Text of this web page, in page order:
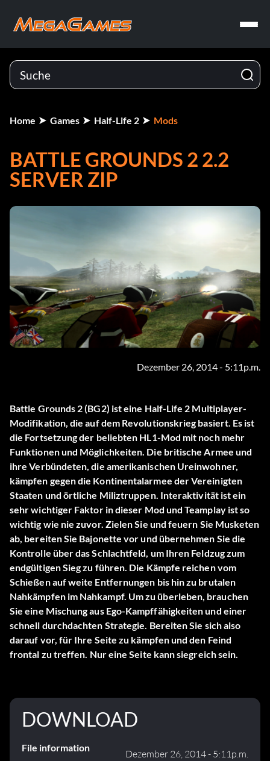
Home Games Half-Life 2 Mods
BATTLE GROUNDS 2 2.2
SERVER ZIP
Dezember 26, 2014 - 5:11p.m.
Battle Grounds 2 (BG2) ist eine Half-Life 2 Multiplayer-
Modifikation, die auf dem Revolutionskrieg basiert. Es ist
die Fortsetzung der beliebten HL1-Mod mit noch mehr
Funktionen und Möglichkeiten. Die britische Armee und
ihre Verbündeten, die amerikanischen Ureinwohner,
kämpfen gegen die Kontinentalarmee der Vereinigten
Staaten und örtliche Miliztruppen. Interaktivität ist ein
sehr wichtiger Faktor in dieser Mod und Teamplay ist so
wichtig wie nie zuvor. Zielen Sie und feuern Sie Musketen
ab, bereiten Sie Bajonette vor und übernehmen Sie die
Kontrolle über das Schlachtfeld, um Ihren Feldzug zum
endgültigen Sieg zu führen. Die Kämpfe reichen vom
Schießen auf weite Entfernungen bis hin zu brutalen
Nahkämpfen im Nahkampf. Um zu überleben, brauchen
Sie eine Mischung aus Ego-Kampffähigkeiten und einer
schnell durchdachten Strategie. Bereiten Sie sich also
darauf vor, für Ihre Seite zu kämpfen und den Feind
frontal zu treffen. Nur eine Seite kann siegreich sein.
DOWNLOAD
File information
Dezember 26, 2014 - 5:11p.m.